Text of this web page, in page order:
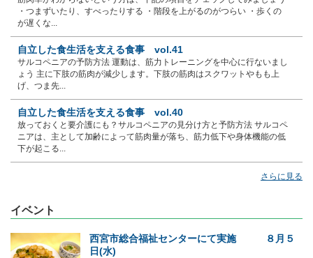
・つまずいたり、すべったりする ・階段を上がるのがつらい ・歩くの
が遅くな...
自立した食生活を支える食事 vol.41
サルコペニアの予防方法 運動は、筋力トレーニングを中心に行ないまし
ょう 主に下肢の筋肉が減少します。下肢の筋肉はスクワットやもも上
げ、つま先...
自立した食生活を支える食事 vol.40
放っておくと要介護にも？サルコペニアの見分け方と予防方法 サルコペ
ニアは、主として加齢によって筋肉量が落ち、筋力低下や身体機能の低
下が起こる...
さらに見る
イベント
西宮市総合福祉センターにて実施 ８月５
日(水)